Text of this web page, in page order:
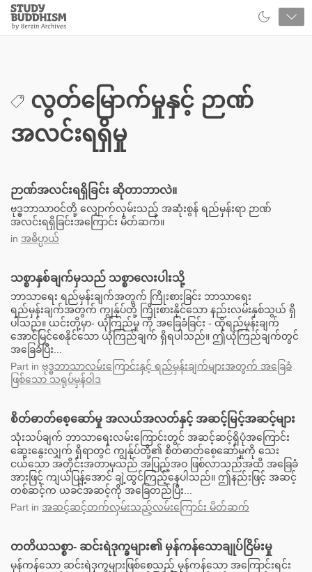
Close
Study
Buddhism
လွတ်မြောက်မှုနှင့် ဉာဏ်
အလင်းရရှိမှု
ဉာဏ်အလင်းရရှိခြင်း ဆိုတာဘာလဲ။
ဗုဒ္ဓဘာသာဝင်တို့ လျှောက်လှမ်းသည့် အဆုံးစွန် ရည်မှန်းရာ ဉာဏ်
အလင်းရရှိခြင်းအကြောင်း မိတ်ဆက်။
in အဓိပ္ပာယ်
သစ္စာနှစ်ချက်မှသည် သစ္စာလေးပါးသို့
ဘာသာရေး ရည်မှန်းချက်အတွက် ကြိုးစားခြင်း ဘာသာရေး
ရည်မှန်းချက်အတွက် ကျွန်ုပ်တို့ ကြိုးစားနိုင်သော နည်းလမ်းနှစ်သွယ် ရှိ
ပါသည်။ ယင်းတို့မှာ- ယုံကြည်မှု ကို အခြေခံခြင်း - ထိုရည်မှန်းချက်
အောင်မြင်စေနိုင်သော ယုံကြည်ချက် ရှိရပါသည်။ ဤယုံကြည်ချက်တွင်
အခြေခံပြီး...
Part in ဗုဒ္ဓဘာသာလမ်းကြောင်းနှင့် ရည်မှန်းချက်များအတွက် အခြေခံ
ဖြစ်သော သရုပ်မှန်ဝါဒ
စိတ်ဓာတ်စေ့ဆော်မှု အလယ်အလတ်နှင့် အဆင့်မြင့်အဆင့်များ
သုံးသပ်ချက် ဘာသာရေးလမ်းကြောင်းတွင် အဆင့်ဆင့်ရှိပုံအကြောင်း
ဆွေးနွေးလျှက် ရှိရာတွင် ကျွန်ုပ်တို့၏ စိတ်ဓာတ်စေ့ဆော်မှုကို သေး
ငယ်သော အတိုင်းအတာမှသည် အပြည့်အဝ ဖြစ်လာသည်အထိ အခြေခံ
အားဖြင့် ကျယ်ပြန့်အောင် ချဲ့ထွင်ကြည့်နေပါသည်။ ဤနည်းဖြင့် အဆင့်
တစ်ဆင့်က ယခင်အဆင့်ကို အခြေတည်ပြီး...
Part in အဆင့်ဆင့်တက်လှမ်းသည့်လမ်းကြောင်း မိတ်ဆက်
တတိယသစ္စာ- ဆင်းရဲဒုက္ခများ၏ မှန်ကန်သောချုပ်ငြိမ်းမှု
မှန်ကန်သော ဆင်းရဲဒုက္ခများဖြစ်စေသည့် မှန်ကန်သော အကြောင်းရင်း